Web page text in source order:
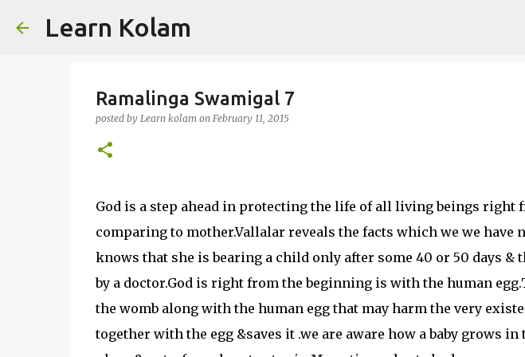
Learn Kolam
Ramalinga Swamigal 7
posted by Learn kolam on February 11, 2015
God is a step ahead in protecting the life of all living beings right
comparing to mother.Vallalar reveals the facts which we we have
knows that she is bearing a child only after some 40 or 50 days
by a doctor.God is right from the beginning is with the human
the womb along with the human egg that may harm the very
together with the egg &saves it .we are aware how a baby grows in